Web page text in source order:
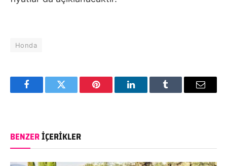
Honda
FacebookTwitter Pinterest LinkedInTumblr Email
BENZERİÇERIKLER